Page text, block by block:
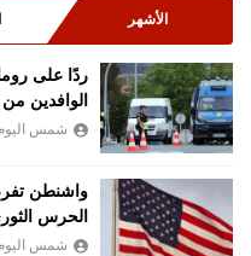
الأشهر
ردًا على
الوافدين من
شمس اليوم
واشنطن
الحرس
شمس اليوم